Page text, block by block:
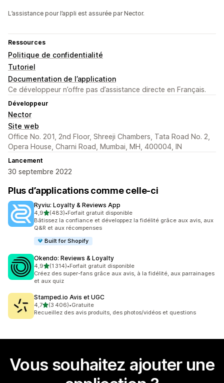
L’assistance pour l’appli est assurée par Nector.
Ressources
Politique de confidentialité
Tutoriel
Documentation de l’application
Ce développeur n’offre pas d’assistance directe en Français.
Développeur
Nector
Site web
Office No. 201, 2nd Floor, Shreeji Chambers, Tata Road No. 2,
Opera House, Charni Road, Mumbai, MH, 400004, IN
Lancement
30 septembre 2022
Plus d’applications comme celle-ci
Ryviu: Loyalty & Reviews App
4,9étoile(s) sur 5
(483)
483 avis au total
•Forfait gratuit disponible
Bâtissez la confiance et développez la fidélité grâce aux avis, aux
Q&R et aux récompenses
Built for Shopify
Okendo: Reviews & Loyalty
4,9étoile(s) sur 5
(1 314)
1314 avis au total
•Forfait gratuit disponible
Créez des super-fans grâce aux avis, à la fidélité, aux parrainages
et aux quiz
Stamped.io Avis et UGC
4,7étoile(s) sur 5
(3 406)
3406 avis au total
•Gratuite
Recueillez des avis produits, des photos/vidéos et questions
Vous souhaitez ajouter une